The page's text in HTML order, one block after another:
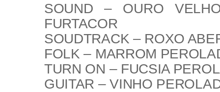
SOUND – OURO
FURTACOR
SOUDTRACK – ROXO
FOLK – MARROM
TURN ON – FUCSIA
GUITAR – VINHO